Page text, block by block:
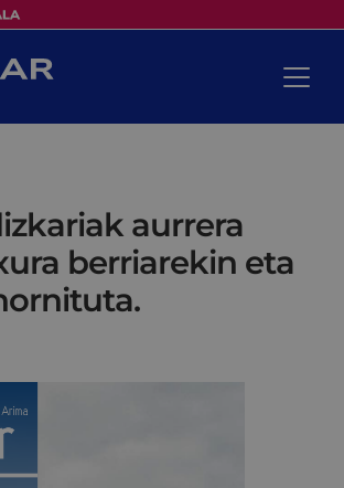
aurrera
berriarekin eta